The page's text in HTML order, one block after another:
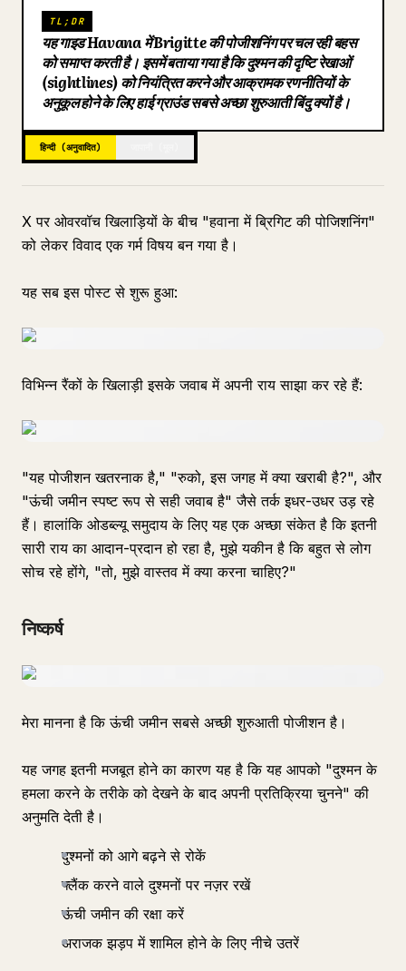
अपडेट
TL;DR
यह गाइड Havana में Brigitte की पोजीशनिंग पर चल रही बहस
को समाप्त करती है। इसमें बताया गया है कि दुश्मन की दृष्टि रेखाओं
(sightlines) को नियंत्रित करने और आक्रामक रणनीतियों के
अनुकूल होने के लिए हाई ग्राउंड सबसे अच्छा शुरुआती बिंदु क्यों है।
हिन्दी (अनुवादित)
X पर ओवरवॉच खिलाड़ियों के बीच "हवाना में ब्रिगिट की पोजिशनिंग"
को लेकर विवाद एक गर्म विषय बन गया है।
यह सब इस पोस्ट से शुरू हुआ:
विभिन्न रैंकों के खिलाड़ी इसके जवाब में अपनी राय साझा कर रहे हैं:
"यह पोजीशन खतरनाक है," "रुको, इस जगह में क्या खराबी है?", और
"ऊंची जमीन स्पष्ट रूप से सही जवाब है" जैसे तर्क इधर-उधर उड़ रहे
हैं। हालांकि ओडब्ल्यू समुदाय के लिए यह एक अच्छा संकेत है कि इतनी
सारी राय का आदान-प्रदान हो रहा है, मुझे यकीन है कि बहुत से लोग
सोच रहे होंगे, "तो, मुझे वास्तव में क्या करना चाहिए?"
निष्कर्ष
मेरा मानना है कि ऊंची जमीन सबसे अच्छी शुरुआती पोजीशन है।
यह जगह इतनी मजबूत होने का कारण यह है कि यह आपको "दुश्मन के
हमला करने के तरीके को देखने के बाद अपनी प्रतिक्रिया चुनने" की
अनुमति देती है।
दुश्मनों को आगे बढ़ने से रोकें
फ्लैंक करने वाले दुश्मनों पर नज़र रखें
ऊंची जमीन की रक्षा करें
अराजक झड़प में शामिल होने के लिए नीचे उतरें